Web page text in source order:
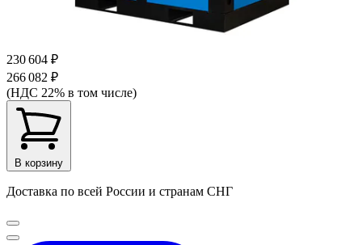
230 604 ₽
266 082 ₽
(НДС 22% в том числе)
В корзину
Доставка по всей России и странам СНГ